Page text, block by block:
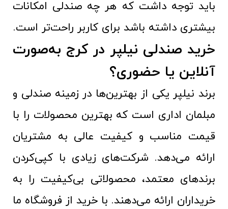
باید توجه داشت که هر چه صندلی امکانات
بیشتری داشته باشد برای کاربر راحت‌تر است.
خرید صندلی نیلپر در کرج به‌صورت
آنلاین یا حضوری؟
برند نیلپر یکی از بهترین‌ها در زمینه صندلی و
مبلمان اداری است که بهترین محصولات را با
قیمت مناسب و کیفیت عالی به مشتریان
ارائه می‌دهد. شرکت‌های زیادی با کپی‌کردن
برندهای معتمد، محصولاتی بی‌کیفیت را به
خریداران ارائه می‌دهند. با خرید از فروشگاه ما